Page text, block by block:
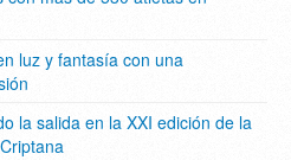
luz y fantasía con una
la salida en la XXI edición de la